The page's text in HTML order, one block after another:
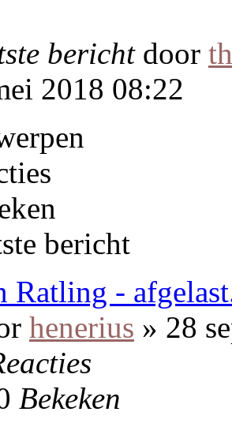
bericht door
2018 08:22
bericht
Ratling -
henerius » 28
Bekeken